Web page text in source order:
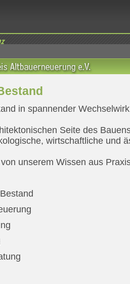
in spannender
Seite des
wirtschaftliche und
unserem Wissen aus